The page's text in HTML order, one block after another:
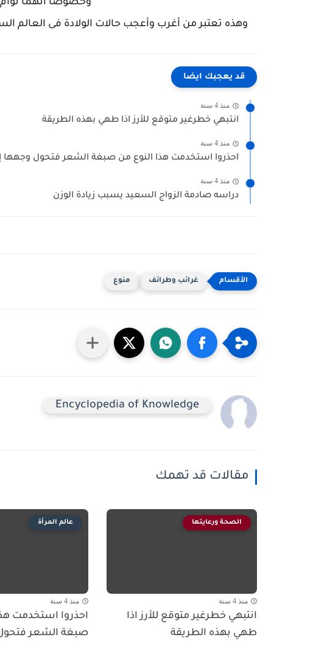
وخصوصا أنهما
وهذه تعتبر من أغرب وأعجب حالات الولادة فى العالم
قد يعجبك ايضا
منذ 4 سنة
انتبهي خطرغير متوقع للأرز اذا طهي بهذه الطريقة
منذ 4 سنة
احذروا استخدمت هذا النوع من صبغة الشعر فتحول وجهها
منذ 4 سنة
دراسه صادمة الزواج السعيد يسبب زيادة الوزن
غرائب وطرائف منوع
Encyclopedia of Knowledge
مقالات قد تهمك
الصحة ورعايتها
منذ 4 سنة
انتبهي خطرغير متوقع للأرز اذا
طهي بهذه الطريقة
عالم المرأة
منذ 4 سنة
احذروا استخدمت
صبغة الشعر